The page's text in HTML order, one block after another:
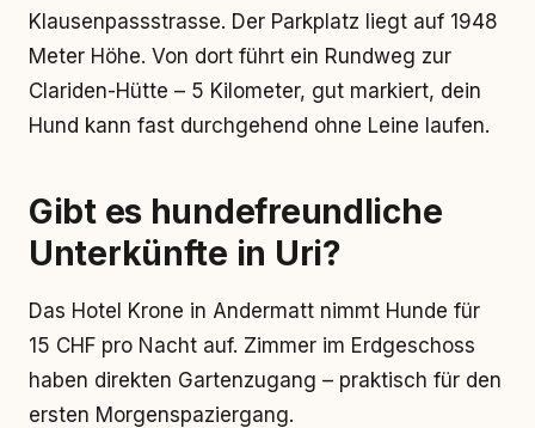
Klausenpassstrasse. Der Parkplatz liegt auf 1948
Meter Höhe. Von dort führt ein Rundweg zur
Clariden-Hütte – 5 Kilometer, gut markiert, dein
Hund kann fast durchgehend ohne Leine laufen.
Gibt es hundefreundliche
Unterkünfte in Uri?
Das Hotel Krone in Andermatt nimmt Hunde für
15 CHF pro Nacht auf. Zimmer im Erdgeschoss
haben direkten Gartenzugang – praktisch für den
ersten Morgenspaziergang.